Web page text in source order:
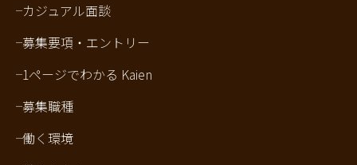
カジュアル面談
募集要項・エントリー
1ページでわかる Kaien
募集職種
働く環境